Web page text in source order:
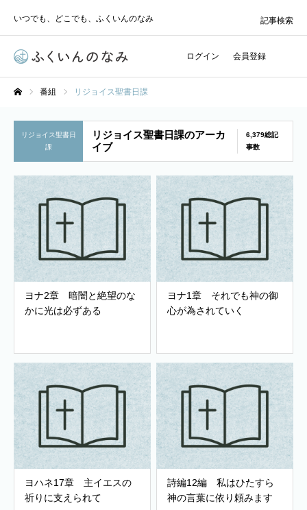
いつでも、どこでも、ふくいんのなみ
ログイン 会員登録
記事検索
番組 リジョイス聖書日課
リジョイス聖書日
課
リジョイス聖書日課のアーカ
イブ
6,379総記
事数
ヨナ2章 暗闇と絶望のな
かに光は必ずある
ヨナ1章 それでも神の御
心が為されていく
ヨハネ17章 主イエスの
祈りに支えられて
詩編12編 私はひたすら
神の言葉に依り頼みます